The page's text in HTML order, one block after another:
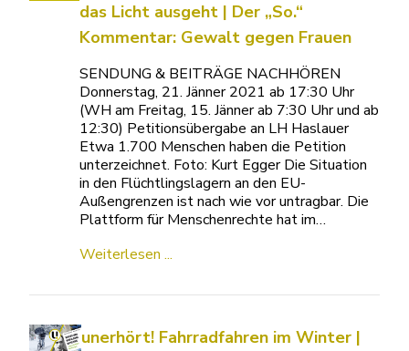
das Licht ausgeht | Der „So.“
Kommentar: Gewalt gegen Frauen
SENDUNG & BEITRÄGE NACHHÖREN
Donnerstag, 21. Jänner 2021 ab 17:30 Uhr
(WH am Freitag, 15. Jänner ab 7:30 Uhr und ab
12:30) Petitionsübergabe an LH Haslauer
Etwa 1.700 Menschen haben die Petition
unterzeichnet. Foto: Kurt Egger Die Situation
in den Flüchtlingslagern an den EU-
Außengrenzen ist nach wie vor untragbar. Die
Plattform für Menschenrechte hat im…
Weiterlesen ...
unerhört! Fahrradfahren im Winter |